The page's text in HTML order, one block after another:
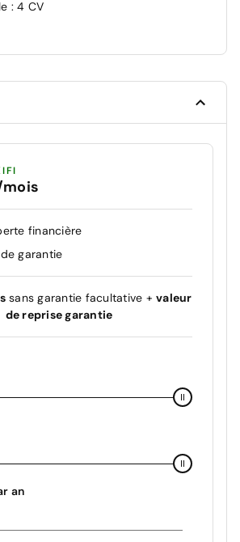
: 4 CV
mois
financière
garantie
sans garantie facultative + valeur
de reprise garantie
an